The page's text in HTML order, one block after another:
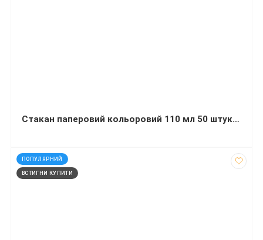
Стакан паперовий кольоровий 110 мл 50 штук в упаковці в асортименті
ПОПУЛЯРНИЙ
ВСТИГНИ КУПИТИ
код: 50016